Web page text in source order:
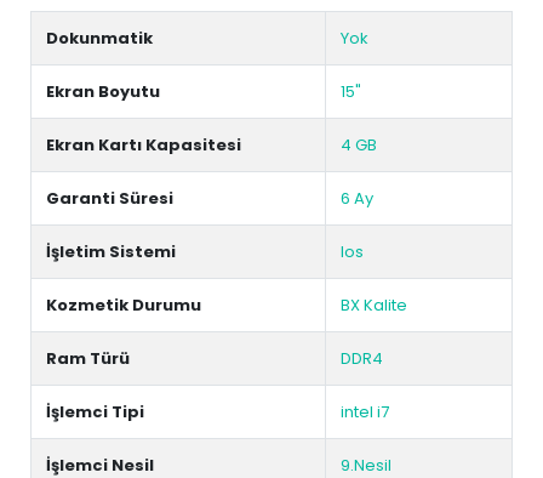
Dokunmatik Yok
Ekran Boyutu 15"
Ekran Kartı Kapasitesi 4 GB
Garanti Süresi 6 Ay
İşletim Sistemi Ios
Kozmetik Durumu BX Kalite
Ram Türü DDR4
İşlemci Tipi intel i7
İşlemci Nesil 9.Nesil